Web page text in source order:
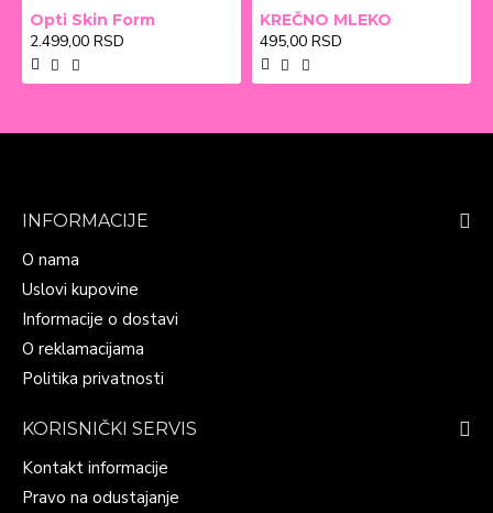
Opti Skin Form
2.499,00 RSD
KREČNO MLEKO
495,00 RSD
INFORMACIJE
O nama
Uslovi kupovine
Informacije o dostavi
O reklamacijama
Politika privatnosti
KORISNIČKI SERVIS
Kontakt informacije
Pravo na odustajanje